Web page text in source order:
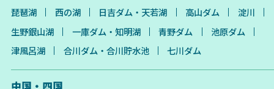
琵琶湖 西の湖 日吉ダム・天若湖 高山ダム
淀川
生野銀山湖
一庫ダム・知明湖 青野ダム
池原ダム
津風呂湖
合川ダム・合川貯水池 七川ダム